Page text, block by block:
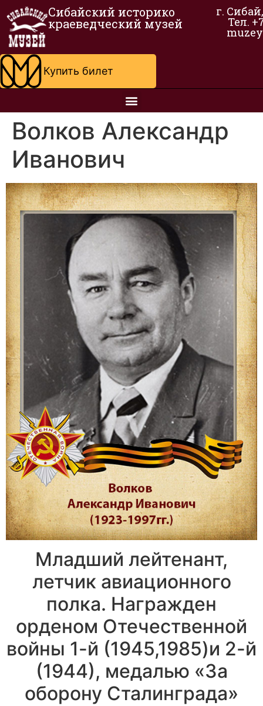
Сибайский историко
краеведческий музей
г.
Тел.
Купить билет
Волков Александр
Иванович
Младший лейтенант,
летчик авиационного
полка. Награжден
орденом Отечественной
войны 1-й (1945,1985)и 2-й
(1944), медалью «За
оборону Сталинграда»